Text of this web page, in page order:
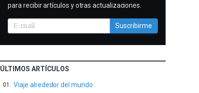
para recibir artículos y otras actualizaciones.
Suscribirme
ÚLTIMOS ARTÍCULOS
Viaje alrededor del mundo